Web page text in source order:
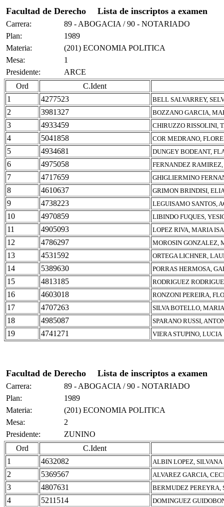
Facultad de Derecho Lista de inscriptos a examen
Carrera:
89 - ABOGACIA / 90 - NOTARIADO
Plan:
1989
Materia:
(201) ECONOMIA POLITICA
Mesa:
1
Presidente:
ARCE
Ord
C.Ident
1
4277523 BELL SALVARREY,
2 3981327 BOZZANO GARCIA,
3 4933459 CHIRUZZO RISSOLINI,
4 5041858 COR MEDRANO,
5 4934681 DUNGEY BODEANT,
6 4975058 FERNANDEZ
7 4717659 GHIGLIERMINO
8 4610637 GRIMON BRINDISI,
9 4738223 LEGUISAMO SANTOS,
10 4970859 LIBINDO FUQUES,
11 4905093 LOPEZ RIVA, MARIA
12 4786297 MOROSIN GONZALEZ,
13 4531592 ORTEGA LICHNER,
14 5389630 PORRAS HERMOSA,
15 4813185 RODRIGUEZ
16 4603018 RONZONI PEREIRA,
17 4707263 SILVA BOTELLO,
18 4985087 SPARANO RUSSI,
19 4741271 VIERA STUPINO, LUCIA
Facultad de Derecho Lista de inscriptos a examen
Carrera:
89 - ABOGACIA / 90 - NOTARIADO
Plan:
1989
Materia:
(201) ECONOMIA POLITICA
Mesa:
2
Presidente:
ZUNINO
Ord
C.Ident
1
4632082 ALBIN LOPEZ, SILVANA
2 5369567 ALVAREZ GARCIA,
3 4807631 BERMUDEZ PEREYRA,
4 5211514 DOMINGUEZ